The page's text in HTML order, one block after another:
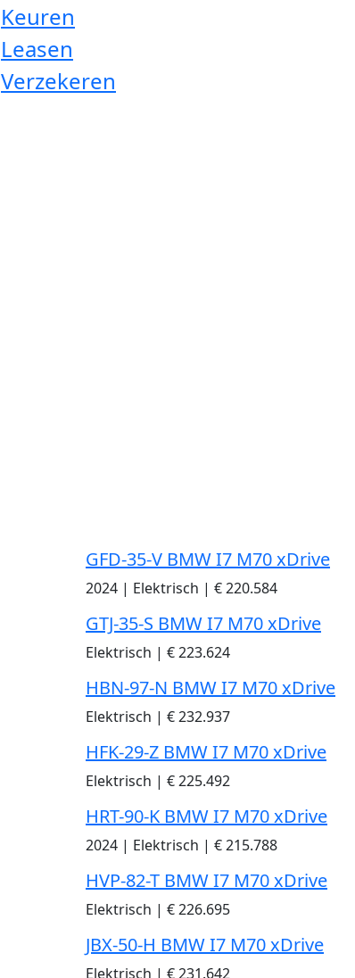
Keuren
Leasen
Verzekeren
GFD-35-V BMW I7 M70 xDrive
2024 | Elektrisch | € 220.584
GTJ-35-S BMW I7 M70 xDrive
Elektrisch | € 223.624
HBN-97-N BMW I7 M70 xDrive
Elektrisch | € 232.937
HFK-29-Z BMW I7 M70 xDrive
Elektrisch | € 225.492
HRT-90-K BMW I7 M70 xDrive
2024 | Elektrisch | € 215.788
HVP-82-T BMW I7 M70 xDrive
Elektrisch | € 226.695
JBX-50-H BMW I7 M70 xDrive
Elektrisch | € 231.642